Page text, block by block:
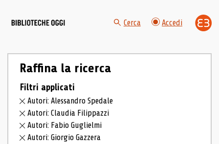
Cerca Accedi
Raffina la ricerca
Filtri applicati
Autori: Alessandro Spedale
Autori: Claudia Filippazzi
Autori: Fabio Guglielmi
Autori: Giorgio Gazzera